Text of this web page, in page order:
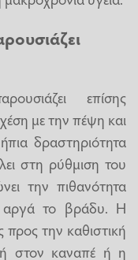
επίσης
με την πέψη και
δραστηριότητα
στη ρύθμιση του
την πιθανότητα
αργά το βράδυ. Η
προς την καθιστική
στον καναπέ ή η